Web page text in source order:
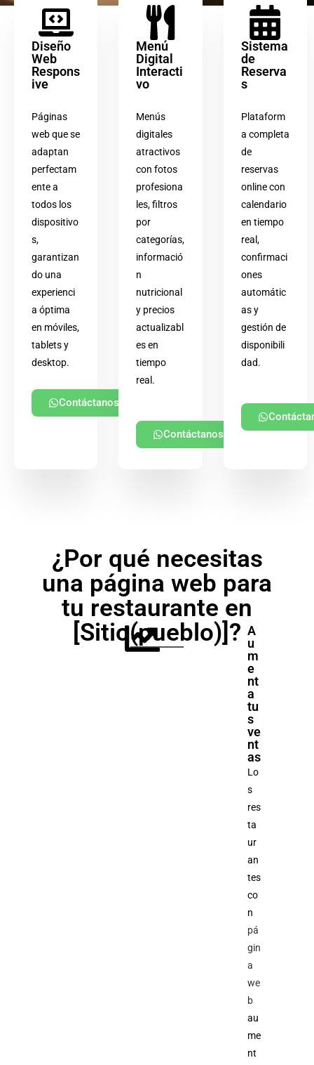
Diseño
Web
Respons
ive
Páginas
web que se
adaptan
perfectam
ente a
todos los
dispositivo
s,
garantizan
do una
experienci
a óptima
en móviles,
tablets y
desktop.
Contáctanos
Menú
Digital
Interacti
vo
Menús
digitales
atractivos
con fotos
profesiona
les, filtros
por
categorías,
informació
n
nutricional
y precios
actualizabl
es en
tiempo
real.
Contáctanos
Sistema
de
Reserva
s
Plataform
a completa
de
reservas
online con
calendario
en tiempo
real,
confirmaci
ones
automátic
as y
gestión de
disponibili
dad.
¿Por qué necesitas
una página web para
tu restaurante en
[Sitio(pueblo)]? A
u
m
e
nt
a
tu
s
ve
nt
as
Lo
s
res
ta
ur
an
tes
co
n
pá
gin
a
we
b
au
me
nt